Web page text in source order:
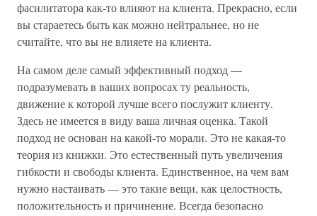
фасилитатора как-то влияют на клиента. Прекрасно, если
вы стараетесь быть как можно нейтральнее, но не
считайте, что вы не влияете на клиента.
На самом деле самый эффективный подход —
подразумевать в ваших вопросах ту реальность,
движение к которой лучше всего послужит клиенту.
Здесь не имеется в виду ваша личная оценка. Такой
подход не основан на какой-то морали. Это не какая-то
теория из книжки. Это естественный путь увеличения
гибкости и свободы клиента. Единственное, на чем вам
нужно настаивать — это такие вещи, как целостность,
положительность и причинение. Всегда безопасно